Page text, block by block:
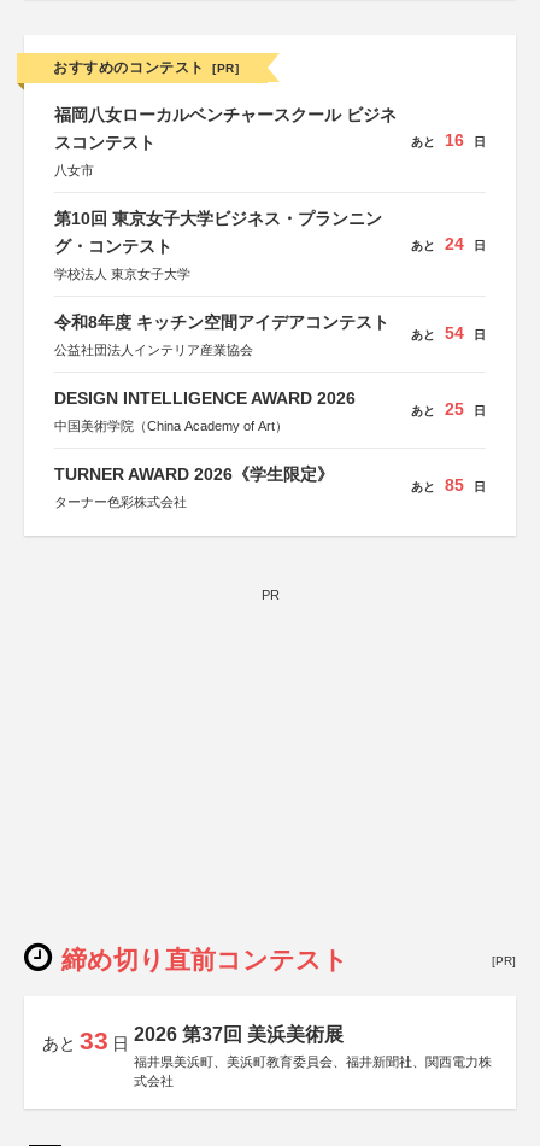
おすすめのコンテスト [PR]
福岡八女ローカルベンチャースクール ビジネ
スコンテスト
八女市
あと 16 日
第10回 東京女子大学ビジネス・プランニン
グ・コンテスト
学校法人 東京女子大学
あと 24 日
令和8年度 キッチン空間アイデアコンテスト
公益社団法人インテリア産業協会
あと 54 日
DESIGN INTELLIGENCE AWARD 2026
中国美術学院（China Academy of Art）
あと 25 日
TURNER AWARD 2026《学生限定》
ターナー色彩株式会社
あと 85 日
PR
締め切り直前コンテスト [PR]
あと 33 日 2026 第37回 美浜美術展
福井県美浜町、美浜町教育委員会、福井新聞社、関西電力株
式会社